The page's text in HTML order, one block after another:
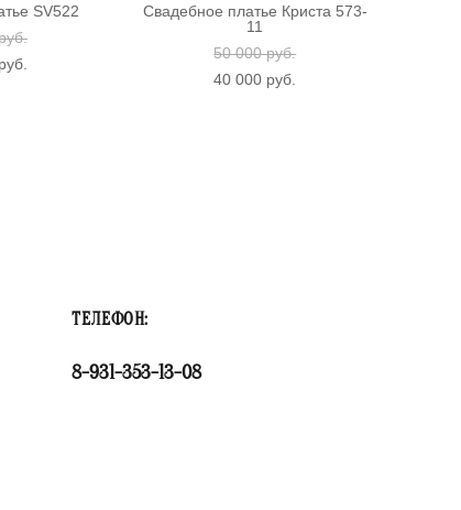
SV522
Свадебное платье Криста 573-
11
50 000 pуб.
40 000 pуб.
ТЕЛЕФОН:
8-931-353-13-08